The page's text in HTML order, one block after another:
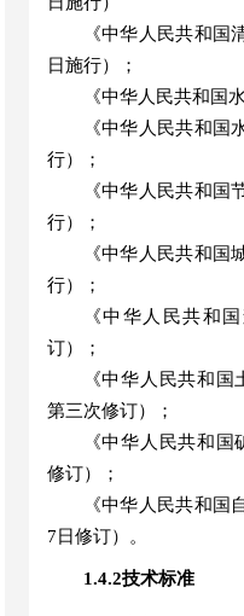
《中华人民共和国
日施行）；
《中华人民共和国
《中华人民共和国
行）；
《中华人民共和国
行）；
《中华人民共和国
行）；
《中华人民共和
订）；
《中华人民共和国
第三次修订）；
《中华人民共和国
修订）；
《中华人民共和国
7日修订） 。
1.4.2技术标准